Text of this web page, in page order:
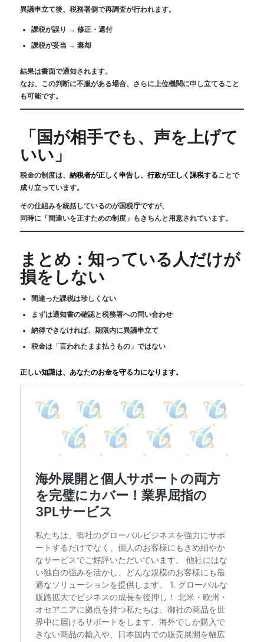
異議申立て後、税務署側で再調査が行われます。
課税が誤り → 修正・還付
課税が妥当 → 棄却
結果は書面で通知されます。
なお、この判断に不服がある場合、さらに上位機関に申し立てること
も可能です。
「国が相手でも、声を上げて
いい」
税金の制度は、 納税者が正しく申告し、行政が正しく課税することで
成り立っています。
その仕組みを統括しているのが国税庁ですが、
同時に「間違いを正すための制度」もきちんと用意されています。
まとめ：知っている人だけが
損をしない
間違った課税は珍しくない
まずは通知書の確認と税務署への問い合わせ
納得できなければ、期限内に異議申立て
税金は「言われたまま払うもの」ではない
正しい知識は、あなたのお金を守る力になります。